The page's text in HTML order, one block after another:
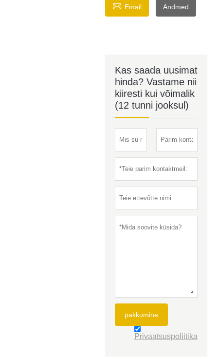
 Email Andmed
Kas saada uusimat
hinda? Vastame nii
kiiresti kui võimalik
(12 tunni jooksul)
pakkumine
Privaatsuspoliitika